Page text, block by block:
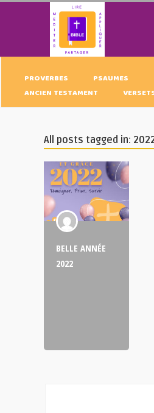
PROVERBES PSAUMES
ANCIEN TESTAMENT
All posts tagged in:
BELLE ANNÉE
2022